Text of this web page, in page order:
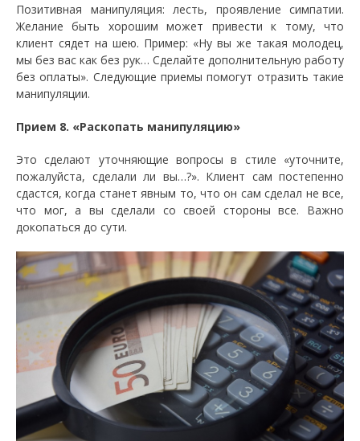
Позитивная манипуляция: лесть, проявление симпатии.
Желание быть хорошим может привести к тому, что
клиент сядет на шею. Пример: «Ну вы же такая молодец,
мы без вас как без рук… Сделайте дополнительную работу
без оплаты». Следующие приемы помогут отразить такие
манипуляции.
Прием 8. «Раскопать манипуляцию»
Это сделают уточняющие вопросы в стиле «уточните,
пожалуйста, сделали ли вы…?». Клиент сам постепенно
сдастся, когда станет явным то, что он сам сделал не все,
что мог, а вы сделали со своей стороны все. Важно
докопаться до сути.